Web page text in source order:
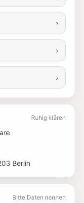
›
›
›
Ruhig klären
Berlin
Bitte Daten nennen